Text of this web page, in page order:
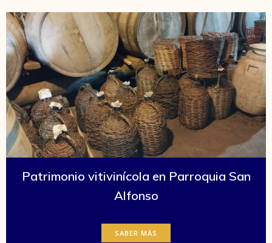
Patrimonio vitivinícola en Parroquia San
Alfonso
SABER MÁS